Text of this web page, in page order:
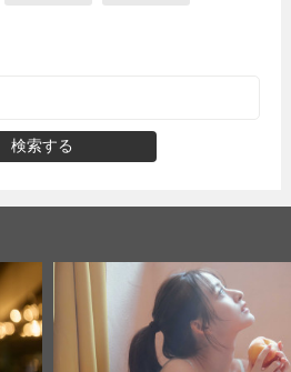
検索する